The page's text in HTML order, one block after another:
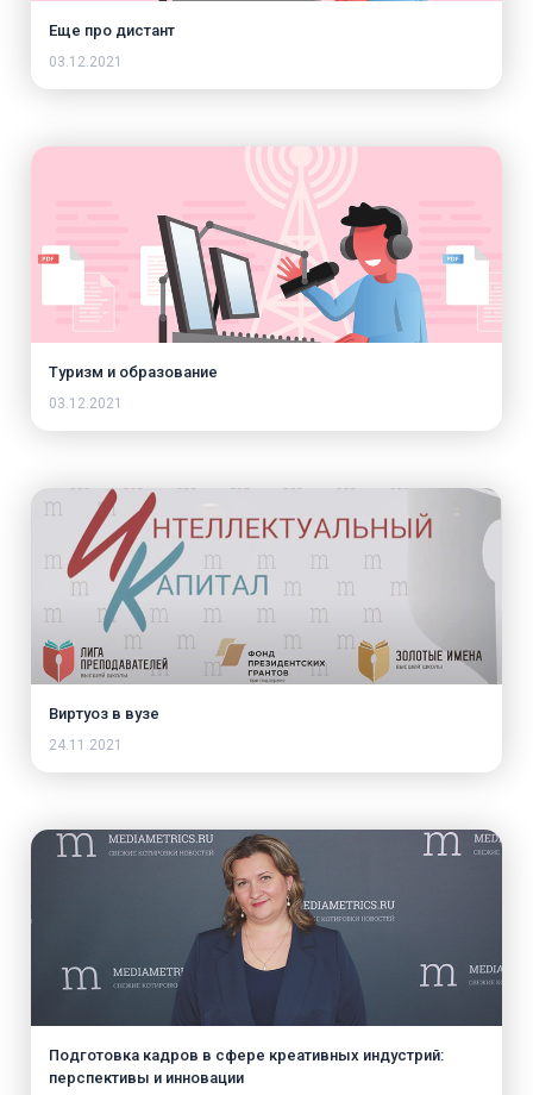
Еще про дистант
03.12.2021
Туризм и образование
03.12.2021
Виртуоз в вузе
24.11.2021
Подготовка кадров в сфере креативных индустрий:
перспективы и инновации